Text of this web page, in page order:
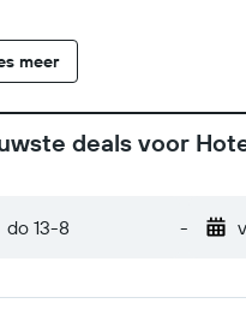
meer
deals voor
do 13-8 -